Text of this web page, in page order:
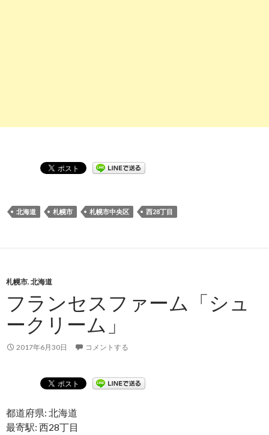
北海道 札幌市 札幌市中央区 西28丁目
札幌市, 北海道
フランセスファーム「シュ
ークリーム」
2017年6月30日 コメントする
都道府県: 北海道
最寄駅: 西28丁目